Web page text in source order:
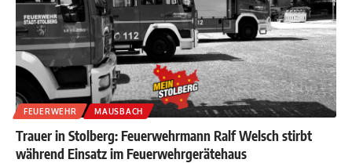
FEUERWEHR MAUSBACH
Trauer in Stolberg: Feuerwehrmann Ralf Welsch stirbt
während Einsatz im Feuerwehrgerätehaus